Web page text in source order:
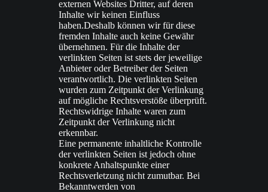
externen Websites Dritter, auf deren
Inhalte wir keinen Einfluss
haben.Deshalb können wir für diese
fremden Inhalte auch keine Gewähr
übernehmen. Für die Inhalte der
verlinkten Seiten ist stets der jeweilige
Anbieter oder Betreiber der Seiten
verantwortlich. Die verlinkten Seiten
wurden zum Zeitpunkt der Verlinkung
auf mögliche Rechtsverstöße überprüft.
Rechtswidrige Inhalte waren zum
Zeitpunkt der Verlinkung nicht
erkennbar.
Eine permanente inhaltliche Kontrolle
der verlinkten Seiten ist jedoch ohne
konkrete Anhaltspunkte einer
Rechtsverletzung nicht zumutbar. Bei
Bekanntwerden von